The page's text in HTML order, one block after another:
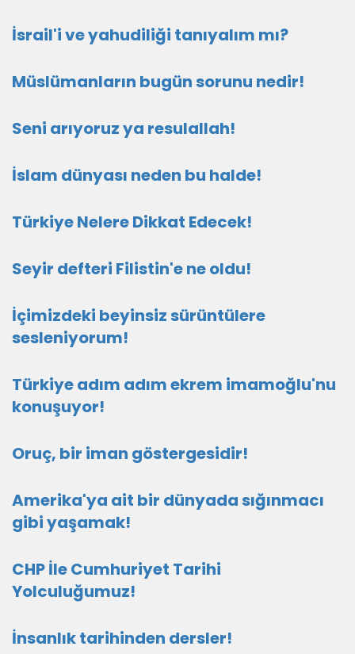
İsrail'i ve yahudiliği tanıyalım mı?
Müslümanların bugün sorunu nedir!
Seni arıyoruz ya resulallah!
İslam dünyası neden bu halde!
Türkiye Nelere Dikkat Edecek!
Seyir defteri Filistin'e ne oldu!
İçimizdeki beyinsiz sürüntülere
sesleniyorum!
Türkiye adım adım ekrem imamoğlu'nu
konuşuyor!
Oruç, bir iman göstergesidir!
Amerika'ya ait bir dünyada sığınmacı
gibi yaşamak!
CHP İle Cumhuriyet Tarihi
Yolculuğumuz!
İnsanlık tarihinden dersler!